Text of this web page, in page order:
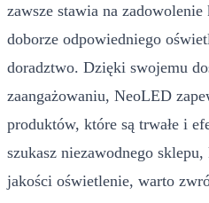
zawsze stawia na
doborze odpowiedniego
doradztwo. Dzięki swojemu
zaangażowaniu, NeoLED
produktów, które są trwałe i
szukasz niezawodnego
jakości oświetlenie, warto